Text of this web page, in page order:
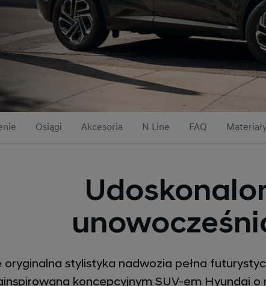
Osiągi Akcesoria N Line FAQ
oryginalna stylistyka nadwozia pełna
koncepcyjnym SUV-em Hyundai o